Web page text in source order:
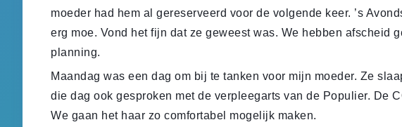
moeder had hem al gereserveerd voor de volgende keer. ’s
erg moe. Vond het fijn dat ze geweest was. We hebben afscheid
planning.
Maandag was een dag om bij te tanken voor mijn moeder. Ze
die dag ook gesproken met de verpleegarts van de Populier. De
We gaan het haar zo comfortabel mogelijk maken.